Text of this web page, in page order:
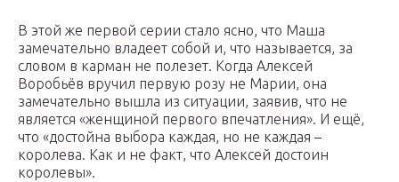
В этой же первой серии стало ясно, что Маша
замечательно владеет собой и, что называется, за
словом в карман не полезет. Когда Алексей
Воробьёв вручил первую розу не Марии, она
замечательно вышла из ситуации, заявив, что не
является «женщиной первого впечатления». И ещё,
что «достойна выбора каждая, но не каждая –
королева. Как и не факт, что Алексей достоин
королевы».